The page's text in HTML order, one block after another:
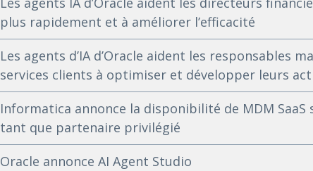
plus rapidement et à améliorer l’efficacité
Les agents d’IA d’Oracle aident les responsables
services clients à optimiser et développer leurs
Informatica annonce la disponibilité de MDM
tant que partenaire privilégié
Oracle annonce AI Agent Studio